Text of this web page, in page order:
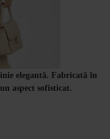
elegantă. Fabricată în
aspect sofisticat.